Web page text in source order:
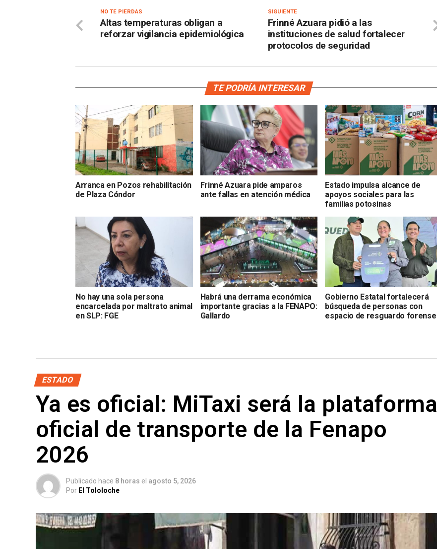
SIGUIENTE
Frinné Azuara pidió a las
instituciones de salud fortalecer
protocolos de seguridad
NO TE PIERDAS
Altas temperaturas obligan a
reforzar vigilancia epidemiológica
TE PODRÍA INTERESAR
Arranca en Pozos rehabilitación
de Plaza Cóndor
Frinné Azuara pide amparos
ante fallas en atención médica
Estado impulsa alcance de
apoyos sociales para las
familias potosinas
No hay una sola persona
encarcelada por maltrato animal
en SLP: FGE
Habrá una derrama económica
importante gracias a la FENAPO:
Gallardo
Gobierno Estatal fortalecerá
búsqueda de personas con
espacio de resguardo forense
ESTADO
Ya es oficial: MiTaxi será la plataforma
oficial de transporte de la Fenapo
2026
Publicado hace 8 horas el agosto 5, 2026
Por El Tololoche